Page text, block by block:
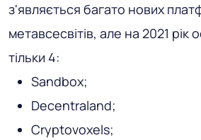
з'являється багато нових
метавсесвітів, але на 2021 рік
тільки 4:
Sandbox;
Decentraland;
Cryptovoxels;